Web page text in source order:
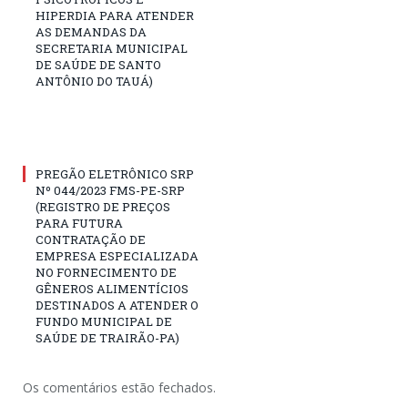
HIPERDIA PARA ATENDER
AS DEMANDAS DA
SECRETARIA MUNICIPAL
DE SAÚDE DE SANTO
ANTÔNIO DO TAUÁ)
PREGÃO ELETRÔNICO SRP
Nº 044/2023 FMS-PE-SRP
(REGISTRO DE PREÇOS
PARA FUTURA
CONTRATAÇÃO DE
EMPRESA ESPECIALIZADA
NO FORNECIMENTO DE
GÊNEROS ALIMENTÍCIOS
DESTINADOS A ATENDER O
FUNDO MUNICIPAL DE
SAÚDE DE TRAIRÃO-PA)
Os comentários estão fechados.